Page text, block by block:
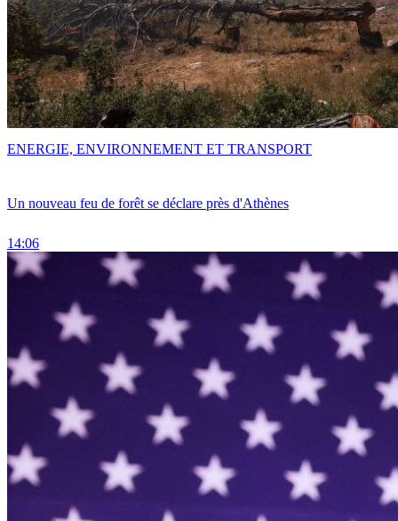
Un nouveau feu de forêt se déclare près d'Athènes
14:06
ENERGIE, ENVIRONNEMENT ET TRANSPORT